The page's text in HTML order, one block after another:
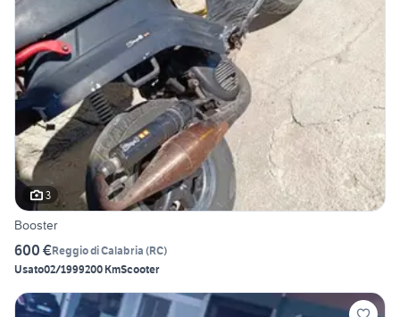
3
Booster
600 €Reggio di Calabria (RC)
Usato02/1999200 KmScooter